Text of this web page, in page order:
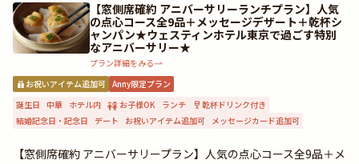
【窓側席確約 アニバーサリーランチプラン】人気
の点心コース全9品＋メッセージデザート＋乾杯シ
ャンパン★ウェスティンホテル東京で過ごす特別
なアニバーサリー★
プラン詳細をみる
お祝いアイテム追加可 Anny限定プラン
誕生日 中華 ホテル内 お子様OK ランチ
乾杯ドリンク付き
結婚記念日・記念日 デート お祝いアイテム追加可 メッセージカード追加可
【窓側席確約 アニバーサリープラン】人気の点心コース全9品＋メ